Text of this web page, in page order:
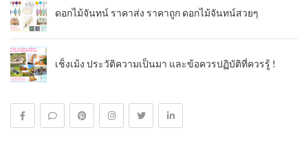
ดอกไม้จันทน์ ราคาส่ง ราคาถูก ดอกไม้จันทน์สวยๆ
เช็งเม้ง ประวัติความเป็นมา และข้อควรปฏิบัติที่ควรรู้ !